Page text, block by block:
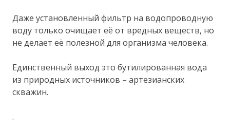
Даже установленный фильтр на водопроводную
воду только очищает её от вредных веществ, но
не делает её полезной для организма человека.
Единственный выход это бутилированная вода
из природных источников – артезианских
скважин.
.